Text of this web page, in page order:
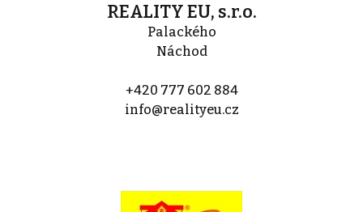
REALITY EU, s.r.o.
Palackého
Náchod
+420 777 602 884
info@realityeu.cz